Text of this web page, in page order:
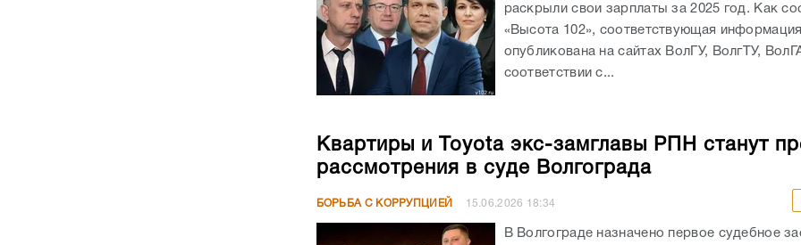
раскрыли свои зарплаты за 2025 год. Как
«Высота 102», соответствующая информация
опубликована на сайтах ВолГУ, ВолгТУ,
соответствии с...
Квартиры и Toyota экс-замглавы РПН станут
рассмотрения в суде Волгограда
БОРЬБА С КОРРУПЦИЕЙ 15.06.2026 18:34
В Волгограде назначено первое судебное